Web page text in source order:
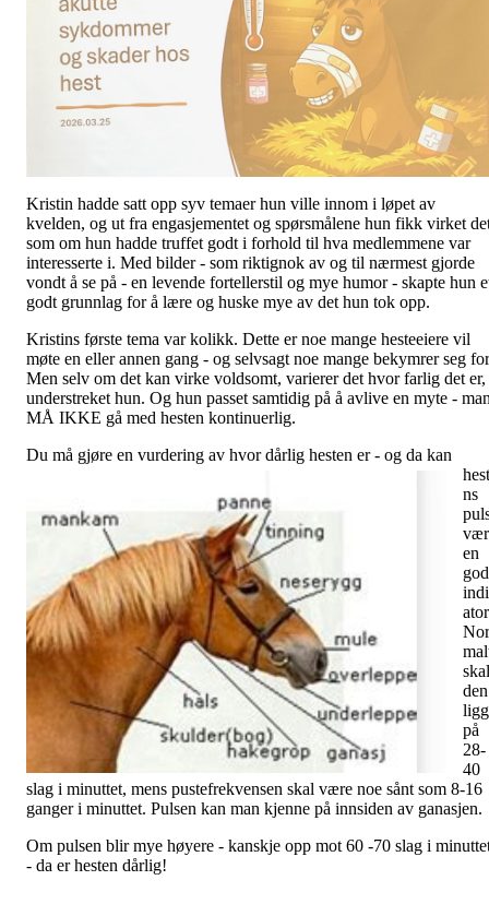
Kristin hadde satt opp syv temaer hun ville innom i løpet av
kvelden, og ut fra engasjementet og spørsmålene hun fikk virket
som om hun hadde truffet godt i forhold til hva medlemmene var
interesserte i. Med bilder - som riktignok av og til nærmest gjorde
vondt å se på - en levende fortellerstil og mye humor - skapte hun
godt grunnlag for å lære og huske mye av det hun tok opp.
Kristins første tema var kolikk. Dette er noe mange hesteeiere vil
møte en eller annen gang - og selvsagt noe mange bekymrer seg
Men selv om det kan virke voldsomt, varierer det hvor farlig det er,
understreket hun. Og hun passet samtidig på å avlive en myte -
MÅ IKKE gå med hesten kontinuerlig.
Du må gjøre en vurdering av hvor dårlig hesten er - og da kan
ns
en
god
Nor
skal
den
på
28-
40
slag i minuttet, mens pustefrekvensen skal være noe sånt som 8-16
ganger i minuttet. Pulsen kan man kjenne på innsiden av ganasjen.
Om pulsen blir mye høyere - kanskje opp mot 60 -70 slag i
- da er hesten dårlig!